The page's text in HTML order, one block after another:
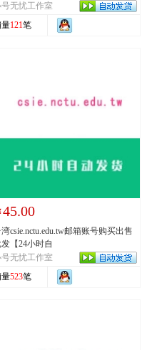
无忧工作室
121笔
45.00
湾csie.nctu.edu.tw邮箱账号购买出售
【24小时自
无忧工作室
523笔